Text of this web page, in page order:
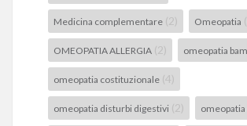
Medicina complementare (2) Omeopatia
OMEOPATIA ALLERGIA (2) omeopatia
omeopatia costituzionale (4)
omeopatia disturbi digestivi (2)